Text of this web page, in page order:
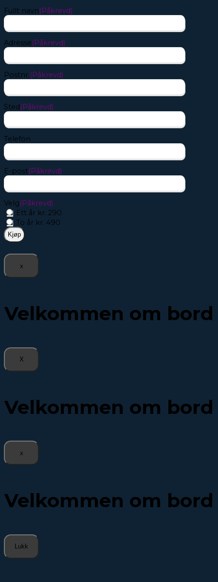
Fullt navn(Påkrevd)
Adresse(Påkrevd)
Postnr.(Påkrevd)
Sted(Påkrevd)
Telefon
E-post(Påkrevd)
Velg(Påkrevd)
Ett år kr. 290
To år kr. 490
x
Velkommen om bord
X
Velkommen om bord
x
Velkommen om bord
Lukk